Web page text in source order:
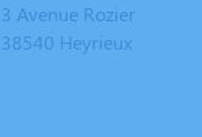
3 Avenue Rozier
38540 Heyrieux